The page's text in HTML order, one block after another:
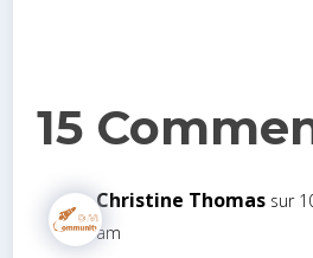
15
Christine Thomas sur
am